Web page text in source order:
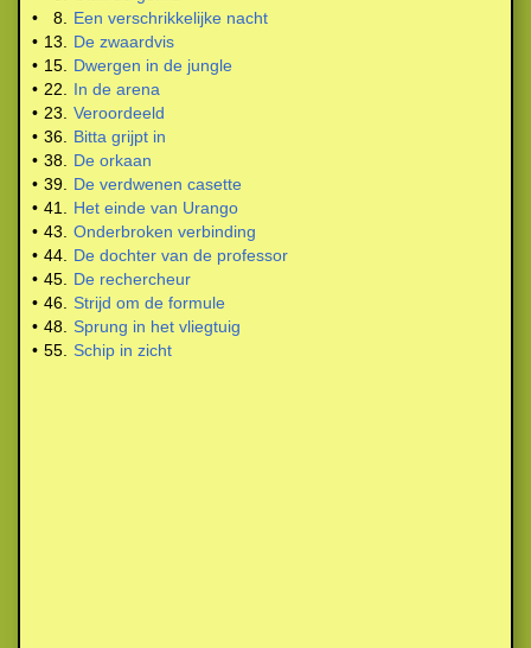
•
8.
Een verschrikkelijke nacht
• 13.
De zwaardvis
• 15.
Dwergen in de jungle
• 22.
In de arena
• 23.
Veroordeeld
• 36.
Bitta grijpt in
• 38.
De orkaan
• 39.
De verdwenen casette
• 41.
Het einde van Urango
• 43.
Onderbroken verbinding
• 44.
De dochter van de professor
• 45.
De rechercheur
• 46.
Strijd om de formule
• 48.
Sprung in het vliegtuig
• 55. Schip in zicht